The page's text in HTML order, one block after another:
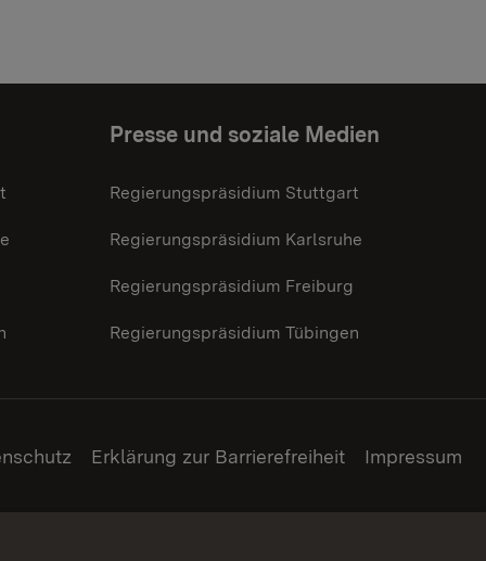
Presse und soziale Medien
Regierungspräsidium Stuttgart
Regierungspräsidium Karlsruhe
Regierungspräsidium Freiburg
Regierungspräsidium Tübingen
Erklärung zur Barrierefreiheit Impressum